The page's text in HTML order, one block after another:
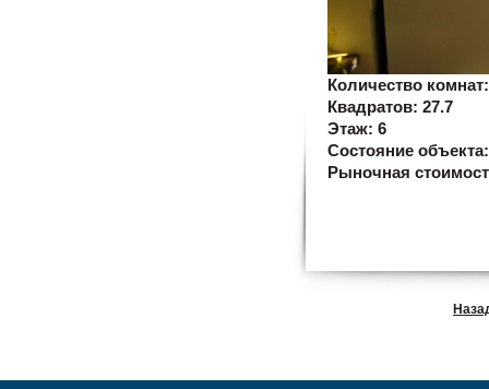
Количество
Квадратов: 27.7
Этаж: 6
Состояние
Рыночная